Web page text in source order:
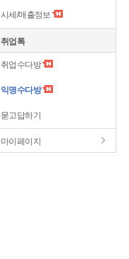
시세/매출정보
취업톡
취업수다방
익명수다방
묻고답하기
마이페이지